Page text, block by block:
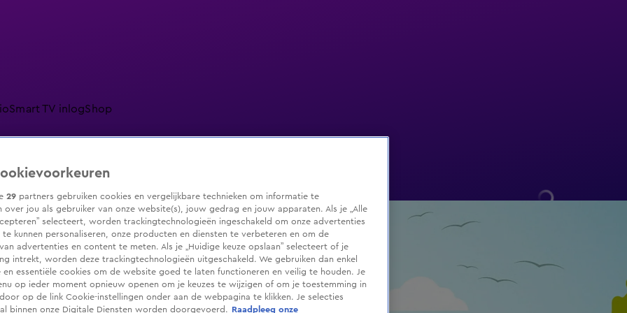
Smart TV inlogShop
Livestreams Shop
29 partners gebruiken cookies en vergelijkbare technieken om informatie te
over jou als gebruiker van onze website(s), jouw gedrag en jouw apparaten. Als je „Alle
selecteert, worden trackingtechnologieën ingeschakeld om onze advertenties
kunnen personaliseren, onze producten en diensten te verbeteren en om de
advertenties en content te meten. Als je „Huidige keuze opslaan” selecteert of je
intrekt, worden deze trackingtechnologieën uitgeschakeld. We gebruiken dan enkel
en essentiële cookies om de website goed te laten functioneren en veilig te houden. Je
op ieder moment opnieuw openen om je keuzes te wijzigen of om je toestemming in
op de link Cookie-instellingen onder aan de webpagina te klikken. Je selecties
binnen onze Digitale Diensten worden doorgevoerd.
Raadpleeg onze